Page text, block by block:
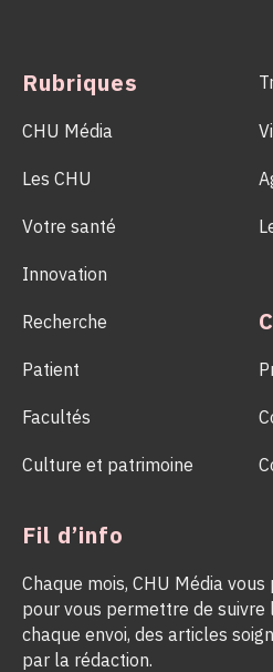
Rubriques
CHU Média
Les CHU
Votre santé
Innovation
Recherche
Patient
Facultés
Culture et patrimoine
Fil d’info
Chaque mois, CHU Média
pour vous permettre de suivre
chaque envoi, des articles
par la rédaction.